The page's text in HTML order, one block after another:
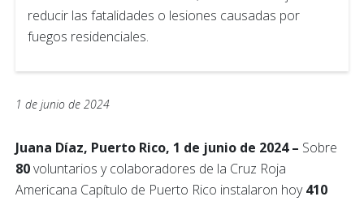
reducir las fatalidades o lesiones causadas por
fuegos residenciales.
1 de junio de 2024
Juana Díaz, Puerto Rico, 1 de junio de 2024 – Sobre
80voluntarios y colaboradores de la Cruz Roja
Americana Capítulo de Puerto Rico instalaron hoy410